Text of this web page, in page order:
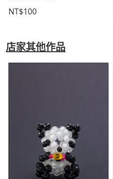
NT$100
店家其他作品